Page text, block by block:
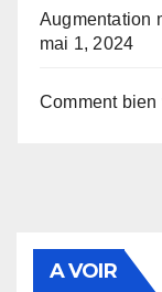
Augmentation
mai 1, 2024
Comment
A VOIR